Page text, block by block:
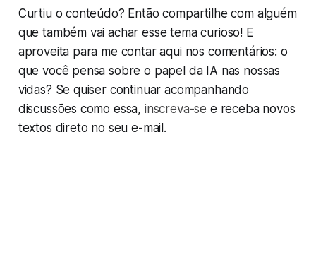
Curtiu o conteúdo? Então compartilhe com alguém
que também vai achar esse tema curioso! E
aproveita para me contar aqui nos comentários: o
que você pensa sobre o papel da IA nas nossas
vidas? Se quiser continuar acompanhando
discussões como essa, inscreva-se e receba novos
textos direto no seu e-mail.